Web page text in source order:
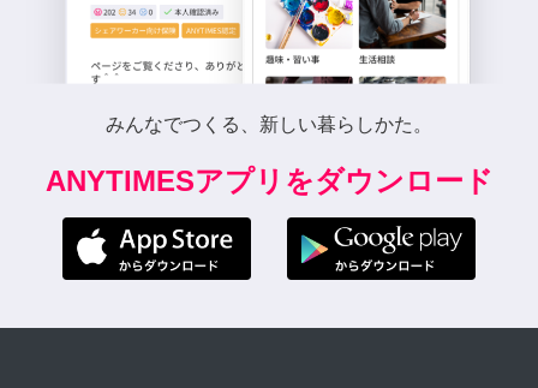
みんなでつくる、新しい暮らしかた。
ANYTIMESアプリをダウンロード